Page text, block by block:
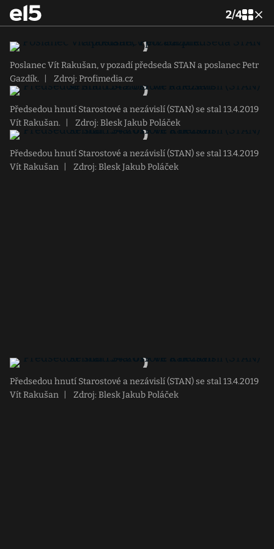
2/4
Poslanec Vít Rakušan, v pozadí předseda STAN a poslanec Petr
Gazdík.
Zdroj: Profimedia.cz
Předsedou hnutí Starostové a nezávislí (STAN) se stal 13.4.2019
Vít Rakušan.
Zdroj: Blesk Jakub Poláček
Předsedou hnutí Starostové a nezávislí (STAN) se stal 13.4.2019
Vít Rakušan
Zdroj: Blesk Jakub Poláček
Předsedou hnutí Starostové a nezávislí (STAN) se stal 13.4.2019
Vít Rakušan
Zdroj: Blesk Jakub Poláček